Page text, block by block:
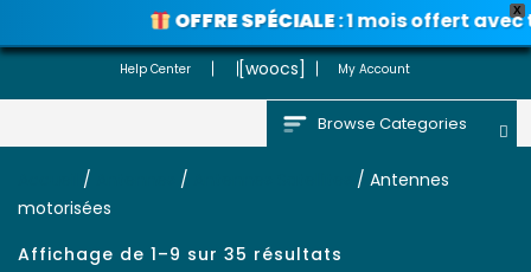
X
OFFRE SPÉCIALE: 1 mois offert avec
Voir les promos
Help Center [woocs] My Account
Browse Categories
/ /
/ Antennes
motorisées
Affichage de 1–9 sur 35 résultats